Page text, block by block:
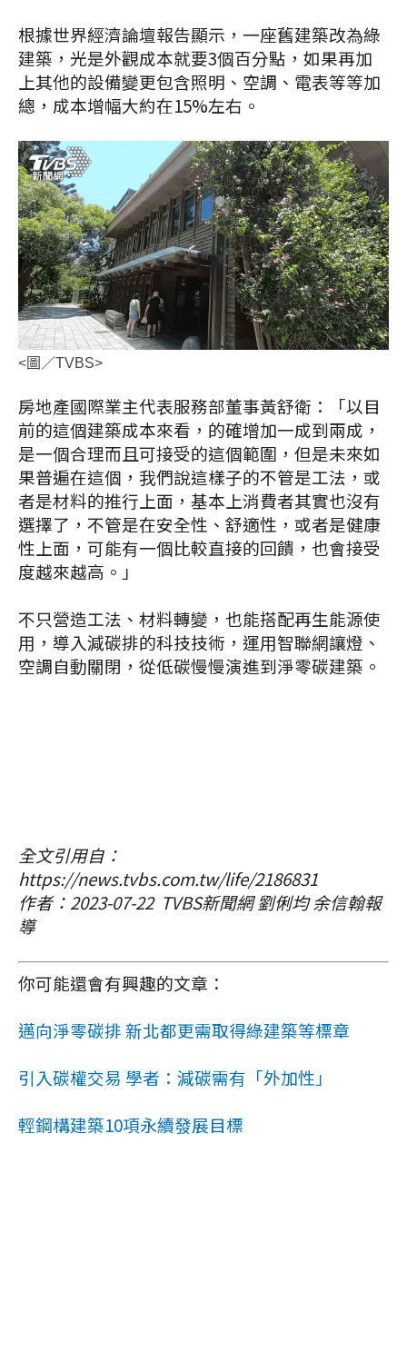
根據世界經濟論壇報告顯示，一座舊建築改為綠
建築，光是外觀成本就要3個百分點，如果再加
上其他的設備變更包含照明、空調、電表等等加
總，成本增幅大約在15%左右。
<圖／TVBS>
房地產國際業主代表服務部董事黃舒衛：「以目
前的這個建築成本來看，的確增加一成到兩成，
是一個合理而且可接受的這個範圍，但是未來如
果普遍在這個，我們說這樣子的不管是工法，或
者是材料的推行上面，基本上消費者其實也沒有
選擇了，不管是在安全性、舒適性，或者是健康
性上面，可能有一個比較直接的回饋，也會接受
度越來越高。」
不只營造工法、材料轉變，也能搭配再生能源使
用，導入減碳排的科技技術，運用智聯網讓燈、
空調自動關閉，從低碳慢慢演進到淨零碳建築。
全文引用自：
https://news.tvbs.com.tw/life/2186831
作者：2023-07-22 TVBS新聞網劉俐均 余信翰報
導
你可能還會有興趣的文章：
邁向淨零碳排 新北都更需取得綠建築等標章
引入碳權交易 學者：減碳需有「外加性」
輕鋼構建築10項永續發展目標